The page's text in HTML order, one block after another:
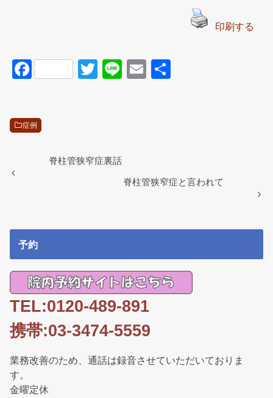
印刷する
F
e
T
Li
E
症例
脊柱管狭窄症裏話
脊柱管狭窄症と言われて
予約
TEL:0120-489-891
携帯:03-3474-5559
業務改善のため、通話は録音させていただいておりま
す。
金曜定休